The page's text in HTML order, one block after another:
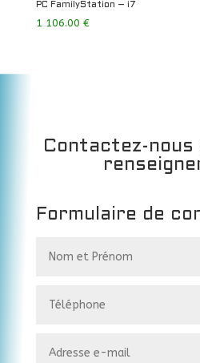
PC FamilyStation – i7
1 106.00 €
Contactez-nous
Formulaire de